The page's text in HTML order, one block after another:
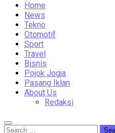
Home
News
Tekno
Otomotif
Sport
Travel
Bisnis
Pojok Jogja
Pasang Iklan
About Us
Redaksi